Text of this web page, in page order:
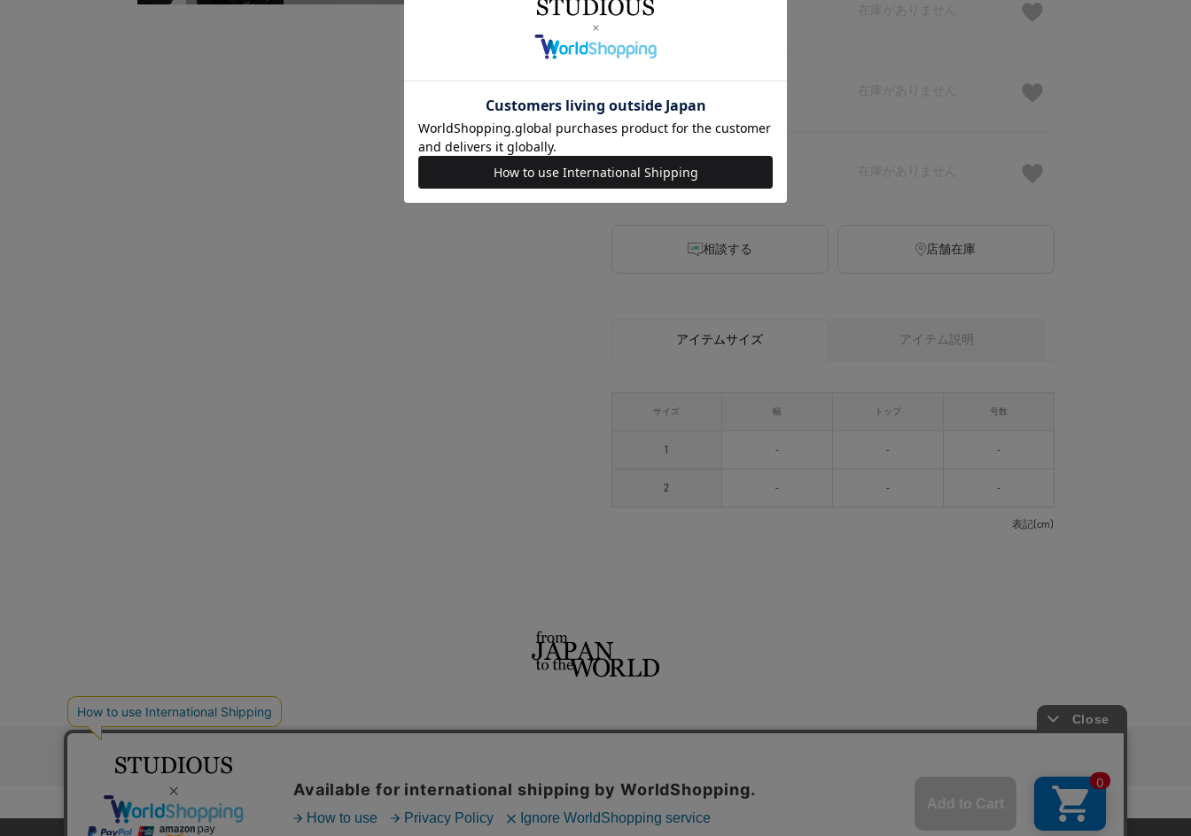
2
相談する 店舗在庫
アイテムサイズ アイテム説明
サイズ 幅 トップ 号数
1 - - -
2 - - -
表記(cm)
コーポレートサイト 採用サイト THE TOKYO CONZ UNITED TOKYO PUBLIC TOKYO